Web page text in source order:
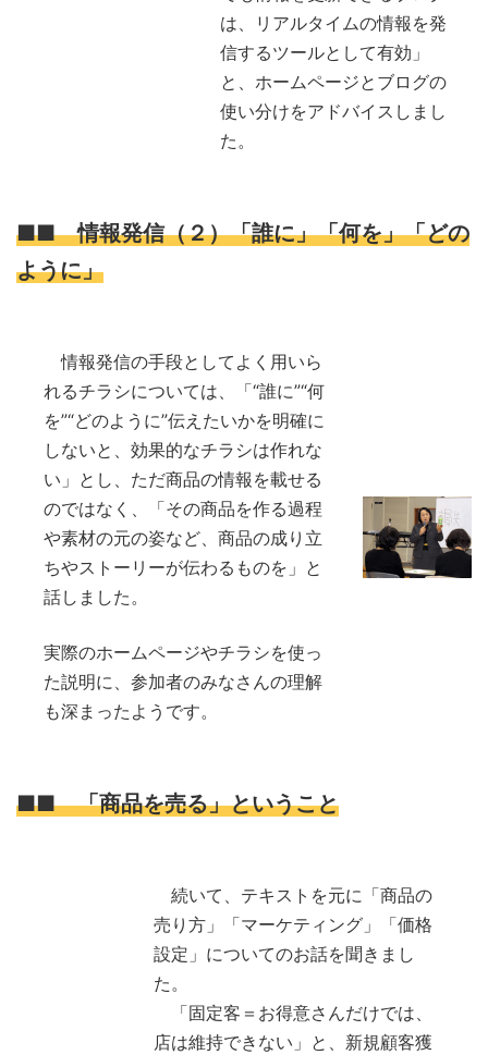
は、リアルタイムの情報を発
信するツールとして有効」
と、ホームページとブログの
使い分けをアドバイスしまし
た。
■■ 情報発信（２）「誰に」「何を」「どの
ように」
情報発信の手段としてよく用いら
れるチラシについては、「“誰に”“何
を”“どのように”伝えたいかを明確に
しないと、効果的なチラシは作れな
い」とし、ただ商品の情報を載せる
のではなく、「その商品を作る過程
や素材の元の姿など、商品の成り立
ちやストーリーが伝わるものを」と
話しました。
実際のホームページやチラシを使っ
た説明に、参加者のみなさんの理解
も深まったようです。
■■ 「商品を売る」ということ
続いて、テキストを元に「商品の
売り方」「マーケティング」「価格
設定」についてのお話を聞きまし
た。
「固定客＝お得意さんだけでは、
店は維持できない」と、新規顧客獲